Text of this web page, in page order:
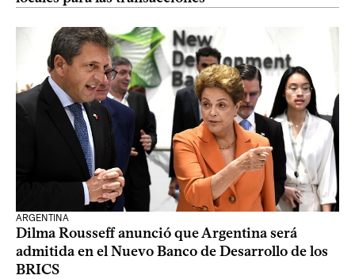
ARGENTINA
Dilma Rousseff anunció que Argentina será
admitida en el Nuevo Banco de Desarrollo de los
BRICS